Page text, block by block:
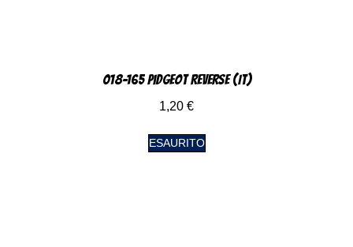
018-165 Pidgeot Reverse (IT)
1,20 €
ESAURITO